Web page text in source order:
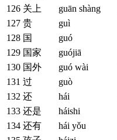
126 关上 guān shàng
127 贵 guì
128 国 guó
129 国家 guójiā
130 国外 guó wài
131 过 guò
132 还 hái
133 还是 háishi
134 还有 hái yǒu